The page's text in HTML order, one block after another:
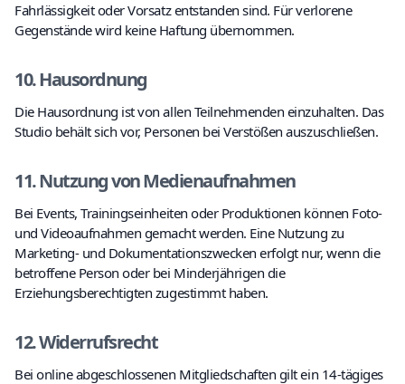
Fahrlässigkeit oder Vorsatz entstanden sind. Für verlorene
Gegenstände wird keine Haftung übernommen.
10. Hausordnung
Die Hausordnung ist von allen Teilnehmenden einzuhalten. Das
Studio behält sich vor, Personen bei Verstößen auszuschließen.
11. Nutzung von Medienaufnahmen
Bei Events, Trainingseinheiten oder Produktionen können Foto-
und Videoaufnahmen gemacht werden. Eine Nutzung zu
Marketing- und Dokumentationszwecken erfolgt nur, wenn die
betroffene Person oder bei Minderjährigen die
Erziehungsberechtigten zugestimmt haben.
12. Widerrufsrecht
Bei online abgeschlossenen Mitgliedschaften gilt ein 14-tägiges